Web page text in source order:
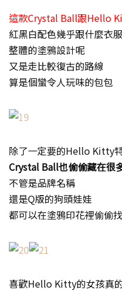
這款Crystal Ball跟Hello
紅黑白配色幾乎跟什麼衣
整體的塗鴉設計呢
又是走比較復古的路線
算是個蠻令人玩味的包包
除了一定要的Hello Kitty
Crystal Ball也偷偷藏在很
不管是品牌名稱
還是Q版的狗頭娃娃
都可以在塗鴉印花裡偷偷
喜歡Hello Kitty的女孩真